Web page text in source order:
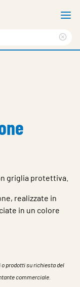
griglia protettiva.
realizzate in
in un colore
o prodotti su richiesta del
commerciale.